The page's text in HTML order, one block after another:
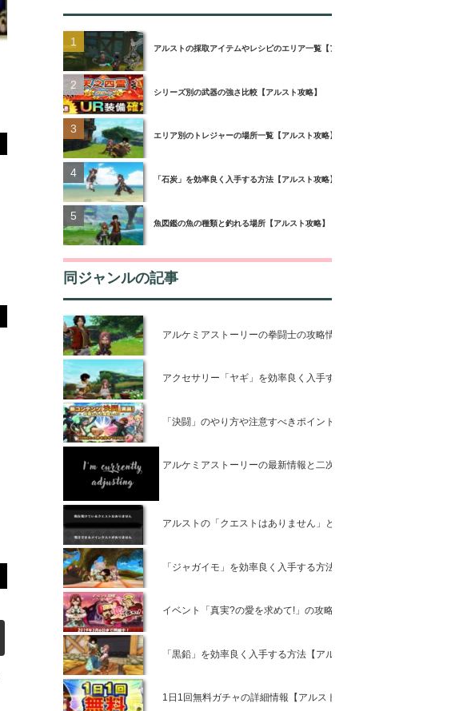
アルストの採取アイテムやレシピのエリア一覧【アルスト攻略】
シリーズ別の武器の強さ比較【アルスト攻略】
エリア別のトレジャーの場所一覧【アルスト攻略】
「石炭」を効率良く入手する方法【アルスト攻略】
魚図鑑の魚の種類と釣れる場所【アルスト攻略】
同ジャンルの記事
アルケミアストーリーの拳闘士の攻略情報【アルスト攻略】
アクセサリー「ヤギ」を効率良く入手する方法【アルスト攻略】
「決闘」のやり方や注意すべきポイント【アルスト攻略】
アルケミアストーリーの最新情報と二次創作について
アルストの「クエストはありません」と表示された時のポイントとは
「ジャガイモ」を効率良く入手する方法【アルスト攻略】
イベント「真実?の愛を求めて!」の攻略と詳細情報【アルスト攻略】
「黒鉛」を効率良く入手する方法【アルスト攻略】
1日1回無料ガチャの詳細情報【アルスト攻略】